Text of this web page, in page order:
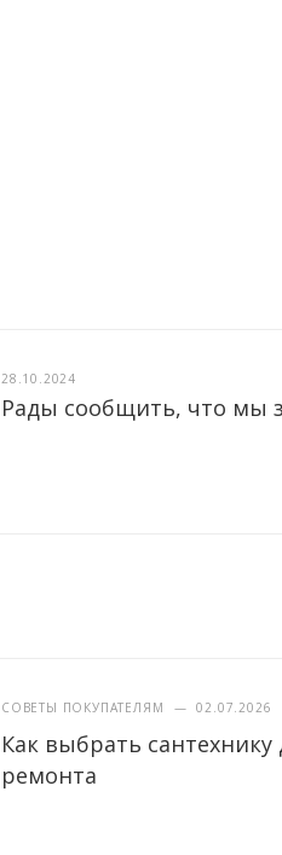
28.10.2024
Рады сообщить, что мы
СОВЕТЫ ПОКУПАТЕЛЯМ — 02.07.2026
Как выбрать
ремонта